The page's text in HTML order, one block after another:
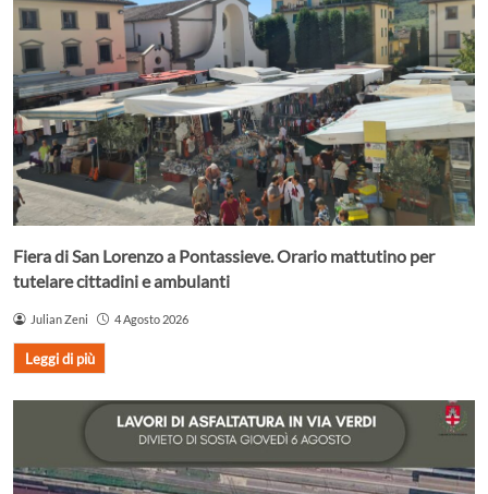
Fiera di San Lorenzo a Pontassieve. Orario mattutino per
tutelare cittadini e ambulanti
Julian Zeni 4 Agosto 2026
Leggi di più